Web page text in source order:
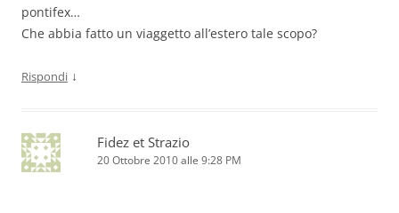
pontifex…
Che abbia fatto un viaggetto all’estero tale scopo?
Rispondi ↓
Fidez et Strazio
20 Ottobre 2010 alle 9:28 PM